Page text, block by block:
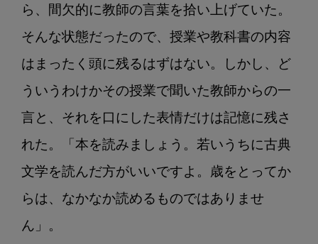
ら、間欠的に教師の言葉を拾い上げていた。
そんな状態だったので、授業や教科書の内容
はまったく頭に残るはずはない。しかし、ど
ういうわけかその授業で聞いた教師からの一
言と、それを口にした表情だけは記憶に残さ
れた。「本を読みましょう。若いうちに古典
文学を読んだ方がいいですよ。歳をとってか
らは、なかなか読めるものではありませ
ん」。